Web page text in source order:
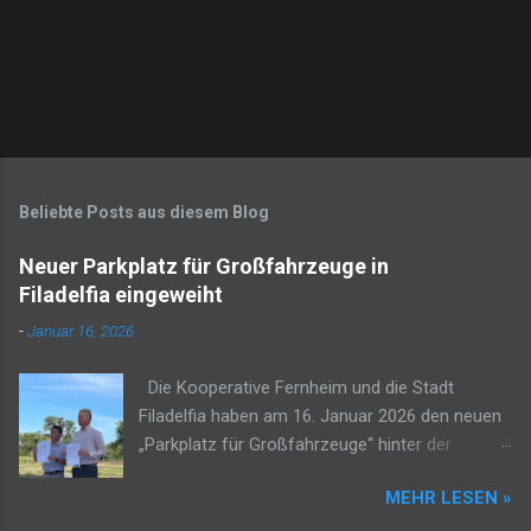
Beliebte Posts aus diesem Blog
Neuer Parkplatz für Großfahrzeuge in
Filadelfia eingeweiht
-Januar 16, 2026
Die Kooperative Fernheim und die Stadt
Filadelfia haben am 16. Januar 2026 den neuen
„Parkplatz für Großfahrzeuge“ hinter der
Das Projekt soll die städtische Infrastruktur und
MEHR LESEN »